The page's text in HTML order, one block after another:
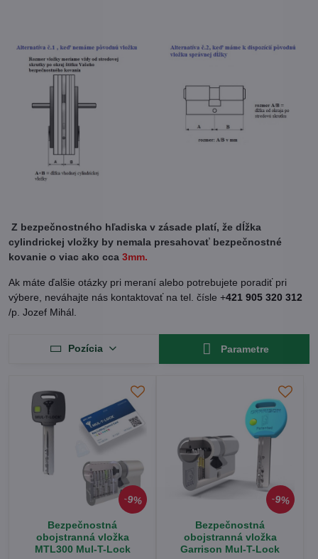
Z bezpečnostného hľadiska v zásade platí, že dĺžka
cylindrickej vložky by nemala presahovať bezpečnostné
kovanie o viac ako cca 3mm.
Ak máte ďalšie otázky pri meraní alebo potrebujete poradiť pri
výbere, neváhajte nás kontaktovať na tel. čísle +421 905 320 312
/p. Jozef Mihál.
Pozícia Parametre
9%
Bezpečnostná
obojstranná vložka
MTL300 Mul-T-Lock
9%
Bezpečnostná
obojstranná vložka
Garrison Mul-T-Lock